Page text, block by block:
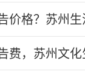
价格？苏州
费，苏州文